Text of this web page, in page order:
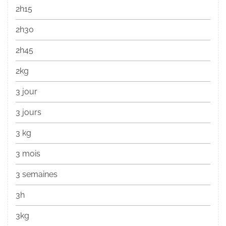
2h15
2h30
2h45
2kg
3 jour
3 jours
3 kg
3 mois
3 semaines
3h
3kg